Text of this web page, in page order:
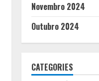
Novembro 2024
Outubro 2024
CATEGORIES